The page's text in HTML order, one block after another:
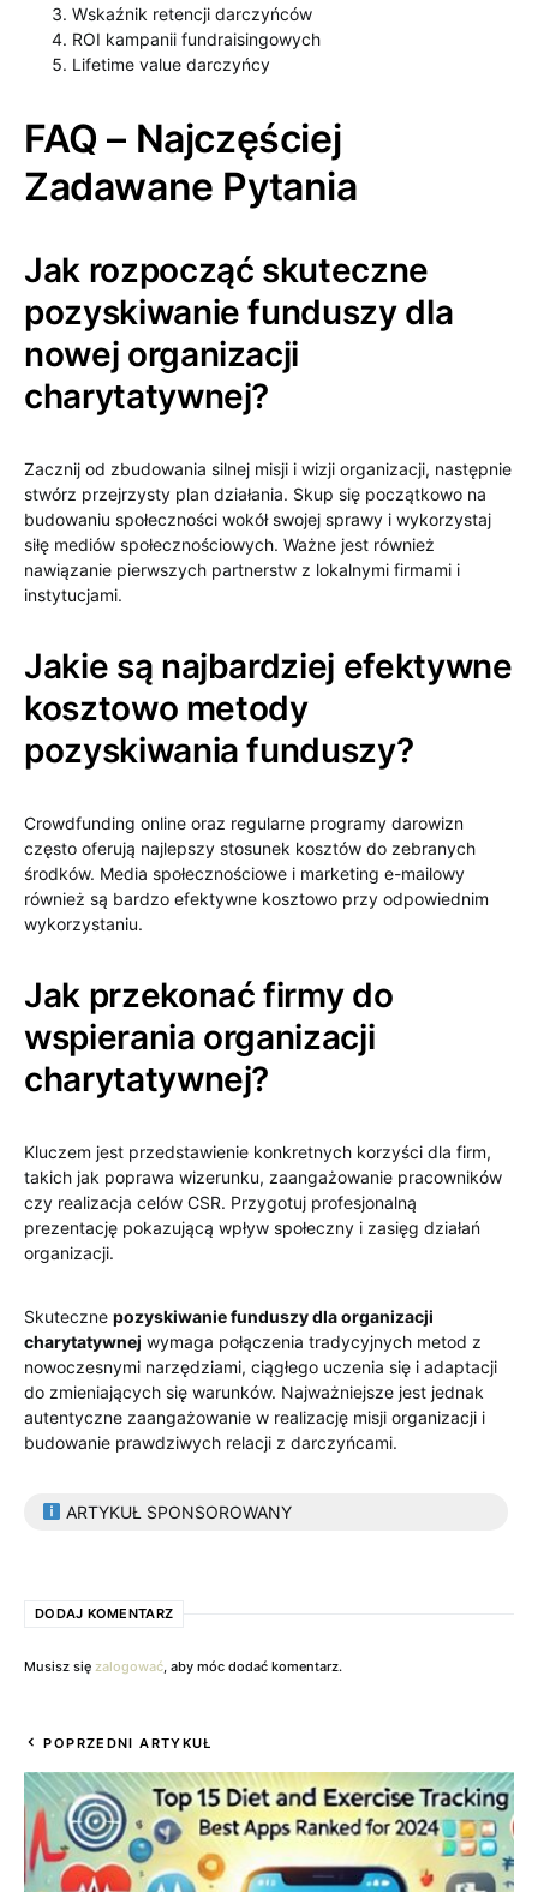
Wskaźnik retencji darczyńców
ROI kampanii fundraisingowych
Lifetime value darczyńcy
FAQ – Najczęściej
Zadawane Pytania
Jak rozpocząć skuteczne
pozyskiwanie funduszy dla
nowej organizacji
charytatywnej?
Zacznij od zbudowania silnej misji i wizji organizacji, następnie
stwórz przejrzysty plan działania. Skup się początkowo na
budowaniu społeczności wokół swojej sprawy i wykorzystaj
siłę mediów społecznościowych. Ważne jest również
nawiązanie pierwszych partnerstw z lokalnymi firmami i
instytucjami.
Jakie są najbardziej efektywne
kosztowo metody
pozyskiwania funduszy?
Crowdfunding online oraz regularne programy darowizn
często oferują najlepszy stosunek kosztów do zebranych
środków. Media społecznościowe i marketing e-mailowy
również są bardzo efektywne kosztowo przy odpowiednim
wykorzystaniu.
Jak przekonać firmy do
wspierania organizacji
charytatywnej?
Kluczem jest przedstawienie konkretnych korzyści dla firm,
takich jak poprawa wizerunku, zaangażowanie pracowników
czy realizacja celów CSR. Przygotuj profesjonalną
prezentację pokazującą wpływ społeczny i zasięg działań
organizacji.
Skuteczne pozyskiwanie funduszy dla organizacji
charytatywnej wymaga połączenia tradycyjnych metod z
nowoczesnymi narzędziami, ciągłego uczenia się i adaptacji
do zmieniających się warunków. Najważniejsze jest jednak
autentyczne zaangażowanie w realizację misji organizacji i
budowanie prawdziwych relacji z darczyńcami.
ARTYKUŁ SPONSOROWANY
DODAJ KOMENTARZ
Musisz się zalogować, aby móc dodać komentarz.
POPRZEDNI ARTYKUŁ